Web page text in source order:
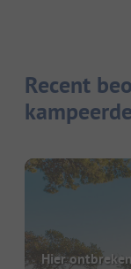
Recent
Hier